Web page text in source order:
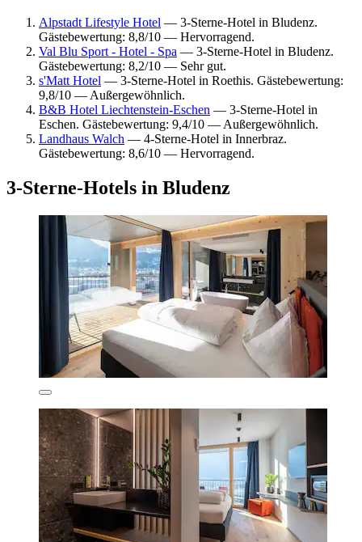
Alpstadt Lifestyle Hotel — 3-Sterne-Hotel in Bludenz.
Gästebewertung: 8,8/10 — Hervorragend.
Val Blu Sport - Hotel - Spa — 3-Sterne-Hotel in Bludenz.
Gästebewertung: 8,2/10 — Sehr gut.
s'Matt Hotel — 3-Sterne-Hotel in Roethis. Gästebewertung:
9,8/10 — Außergewöhnlich.
B&B Hotel Liechtenstein-Eschen — 3-Sterne-Hotel in
Eschen. Gästebewertung: 9,4/10 — Außergewöhnlich.
Landhaus Walch — 4-Sterne-Hotel in Innerbraz.
Gästebewertung: 8,6/10 — Hervorragend.
3-Sterne-Hotels in Bludenz